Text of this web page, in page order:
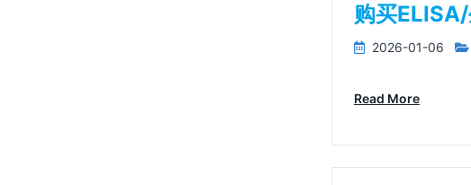
购买
2026-01-06
Read More